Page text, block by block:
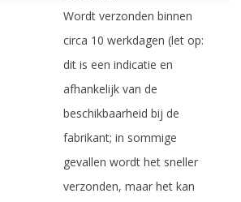
Wordt verzonden binnen
circa 10 werkdagen (let op:
dit is een indicatie en
afhankelijk van de
beschikbaarheid bij de
fabrikant; in sommige
gevallen wordt het sneller
verzonden, maar het kan